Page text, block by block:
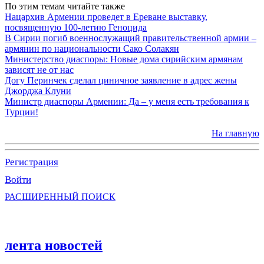
По этим темам читайте также
Нацархив Армении проведет в Ереване выставку,
посвященную 100-летию Геноцида
В Сирии погиб военнослужащий правительственной армии –
армянин по национальности Сако Солакян
Министерство диаспоры: Новые дома сирийским армянам
зависят не от нас
Догу Перинчек сделал циничное заявление в адрес жены
Джорджа Клуни
Министр диаспоры Армении: Да – у меня есть требования к
Турции!
На главную
Регистрация
Войти
РАСШИРЕННЫЙ ПОИСК
лента новостей